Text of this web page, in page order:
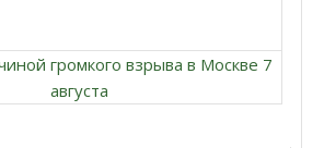
громкого взрыва в Москве 7
августа